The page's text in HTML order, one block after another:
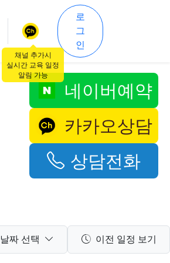
로
그
인
네이버예약
카카오상담
상담전화
날짜 선택 이전 일정 보기
채널 추가시
실시간 교육 일정
알림 가능